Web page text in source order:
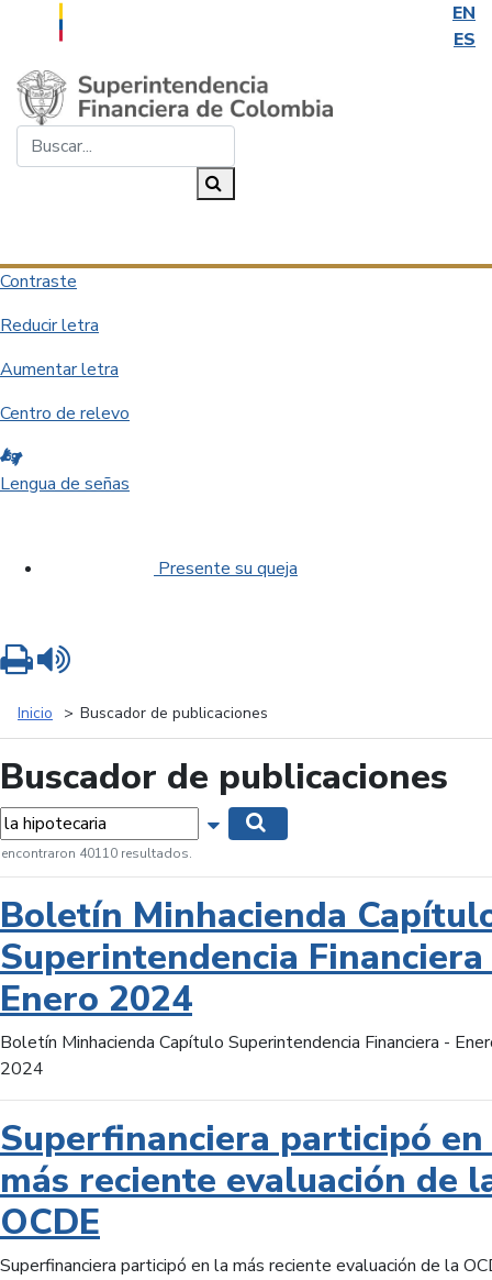
EN
ES
Saltar al contenido principal
Contraste
Reducir letra
Aumentar letra
Centro de relevo
Lengua de señas
Presente su queja
Inicio Buscador de publicaciones
Buscador de publicaciones
Mostrar opciones de búsqueda
encontraron 40110 resultados.
Boletín Minhacienda
Superintendencia
Enero 2024
Boletín Minhacienda Capítulo Superintendencia Financiera -
2024
Superfinanciera participó
más reciente evaluación de
OCDE
Superfinanciera participó en la más reciente evaluación de la
Imprimir